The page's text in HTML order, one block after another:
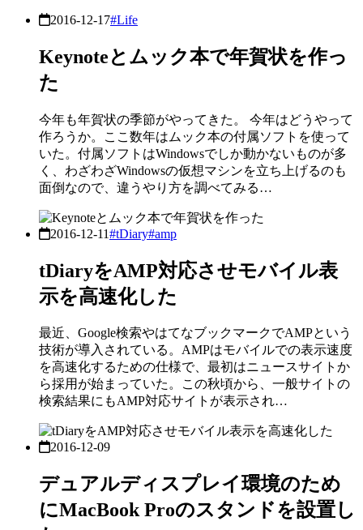
2016-12-17#Life
Keynoteとムック本で年賀状を作っ
た
今年も年賀状の季節がやってきた。 今年はどうやって
作ろうか。ここ数年はムック本の付属ソフトを使って
いた。付属ソフトはWindowsでしか動かないものが多
く、わざわざWindowsの仮想マシンを立ち上げるのも
面倒なので、違うやり方を調べてみる…
2016-12-11#tDiary#amp
tDiaryをAMP対応させモバイル表
示を高速化した
最近、Google検索やはてなブックマークでAMPという
技術が導入されている。AMPはモバイルでの表示速度
を高速化するための仕様で、最初はニュースサイトか
ら採用が始まっていた。この秋頃から、一般サイトの
検索結果にもAMP対応サイトが表示され…
2016-12-09
デュアルディスプレイ環境のため
にMacBook Proのスタンドを設置し